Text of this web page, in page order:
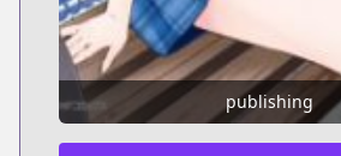
publishing